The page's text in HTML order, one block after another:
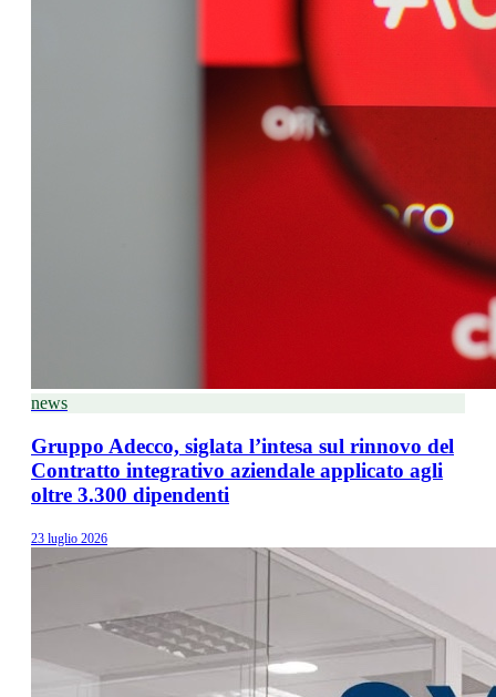
news
Gruppo Adecco, siglata l’intesa sul rinnovo del
Contratto integrativo aziendale applicato agli
oltre 3.300 dipendenti
23 luglio 2026